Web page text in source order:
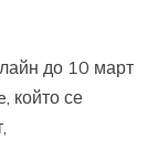
до 10 март
който се